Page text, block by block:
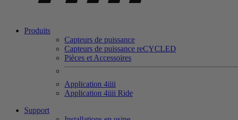
Produits
Capteurs de puissance
Capteurs de puissance reCYCLED
Pièces et Accessoires
Application 4iiii
Application 4iiii Ride
Support